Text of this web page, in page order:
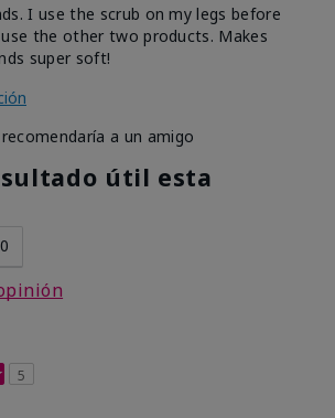
I use the scrub on my legs before
the other two products. Makes
super soft!
recomendaría a un amigo
útil esta
0
5